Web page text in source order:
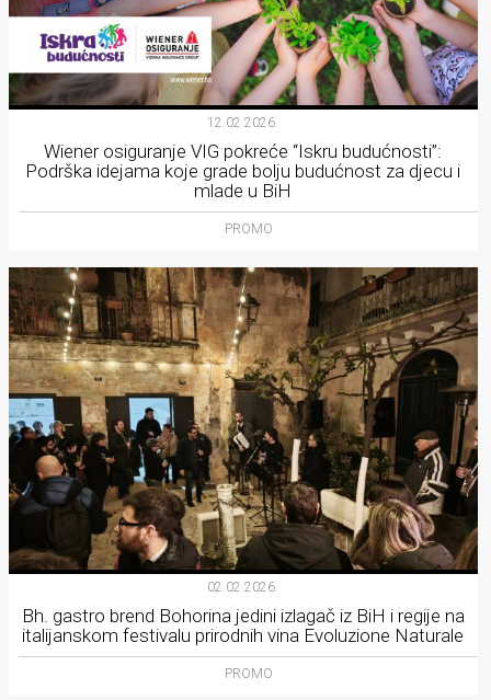
12.02.2026.
Wiener osiguranje VIG pokreće “Iskru budućnosti”:
Podrška idejama koje grade bolju budućnost za djecu i
mlade u BiH
PROMO
02.02.2026.
Bh. gastro brend Bohorina jedini izlagač iz BiH i regije na
italijanskom festivalu prirodnih vina Evoluzione Naturale
PROMO